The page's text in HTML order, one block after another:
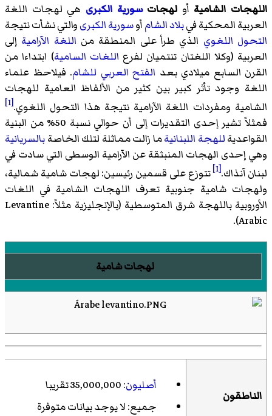
اللهجات الشامية أو لهجاتسورية الكبرى هي لهجات اللغة
العربية المحكية فيبلاد الشامأوسورية الكبرىوالتي نشأت نتيجة
التحول اللغوي الذي طرأ على المنطقة من اللغة الآرامية إلى
العربية (وكلا اللغتان تنتميان لفرع اللغات السامية) ابتداءا من
القرن السابع ميلادي بعد الفتح العربي للشام. فيلاحظ علماء
اللغة وجود تأثر كبير بين كثير من الألفاظ العامية للهجات
الشامية ومفردات اللغة الآرامية نتيجة هذا التحول اللغوي.[1]
فمثلاً تشير إحدى التقديرات إلى أن حوالي نسبة 50% من البنية
القواعديةللهجة اللبنانيةما زالت مماثلة لتلك الخاصةبالسريانية
وهي إحدى الهجات المنبثقة عن الآرامية الوسطى التي سادت في
لبنان آنذاك.[1]
تتوزع على قسمين رئيسين: لهجات شامية شمالية،
ولهجات شامية جنوبية تعرف اللهجات الشامية في اللغات
الأوروبية باللهجة شرق المتوسطية (بالإنجليزية مثلاً: Levantine
Arabic).
لهجات شامية
الناطقون
أصليون: 35,000,000 تقريبا
جميع: لا يوجد بيانات متوفرة